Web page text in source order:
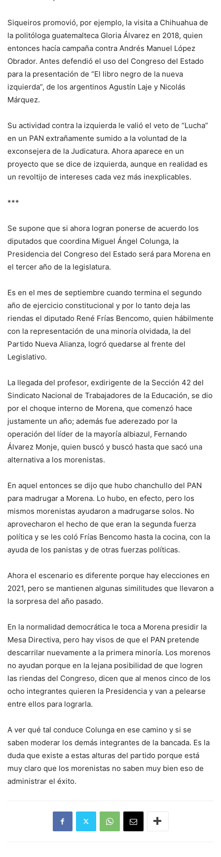
Siqueiros promovió, por ejemplo, la visita a Chihuahua de
la politóloga guatemalteca Gloria Álvarez en 2018, quien
entonces hacía campaña contra Andrés Manuel López
Obrador. Antes defendió el uso del Congreso del Estado
para la presentación de “El libro negro de la nueva
izquierda”, de los argentinos Agustín Laje y Nicolás
Márquez.
Su actividad contra la izquierda le valió el veto de “Lucha”
en un PAN extrañamente sumido a la voluntad de la
exconsejera de la Judicatura. Ahora aparece en un
proyecto que se dice de izquierda, aunque en realidad es
un revoltijo de intereses cada vez más inexplicables.
***
Se supone que si ahora logran ponerse de acuerdo los
diputados que coordina Miguel Ángel Colunga, la
Presidencia del Congreso del Estado será para Morena en
el tercer año de la legislatura.
Es en el mes de septiembre cuando termina el segundo
año de ejercicio constitucional y por lo tanto deja las
riendas el diputado René Frías Bencomo, quien hábilmente
con la representación de una minoría olvidada, la del
Partido Nueva Alianza, logró quedarse al frente del
Legislativo.
La llegada del profesor, exdirigente de la Sección 42 del
Sindicato Nacional de Trabajadores de la Educación, se dio
por el choque interno de Morena, que comenzó hace
justamente un año; además fue aderezado por la
operación del líder de la mayoría albiazul, Fernando
Álvarez Monje, quien buscó y buscó hasta que sacó una
alternativa a los morenistas.
En aquel entonces se dijo que hubo chanchullo del PAN
para madrugar a Morena. Lo hubo, en efecto, pero los
mismos morenistas ayudaron a madrugarse solos. No
aprovecharon el hecho de que eran la segunda fuerza
política y se les coló Frías Bencomo hasta la cocina, con la
ayuda de los panistas y de otras fuerzas políticas.
Ahora el escenario es diferente porque hay elecciones en
2021, pero se mantienen algunas similitudes que llevaron a
la sorpresa del año pasado.
En la normalidad democrática le toca a Morena presidir la
Mesa Directiva, pero hay visos de que el PAN pretende
descarrilar nuevamente a la primera minoría. Los morenos
no ayudan porque en la lejana posibilidad de que logren
las riendas del Congreso, dicen que al menos cinco de los
ocho integrantes quieren la Presidencia y van a pelearse
entre ellos para lograrla.
A ver qué tal conduce Colunga en ese camino y si se
saben moderar los demás integrantes de la bancada. Es la
duda que existe a estas alturas del partido porque está
muy claro que los morenistas no saben muy bien eso de
administrar el éxito.